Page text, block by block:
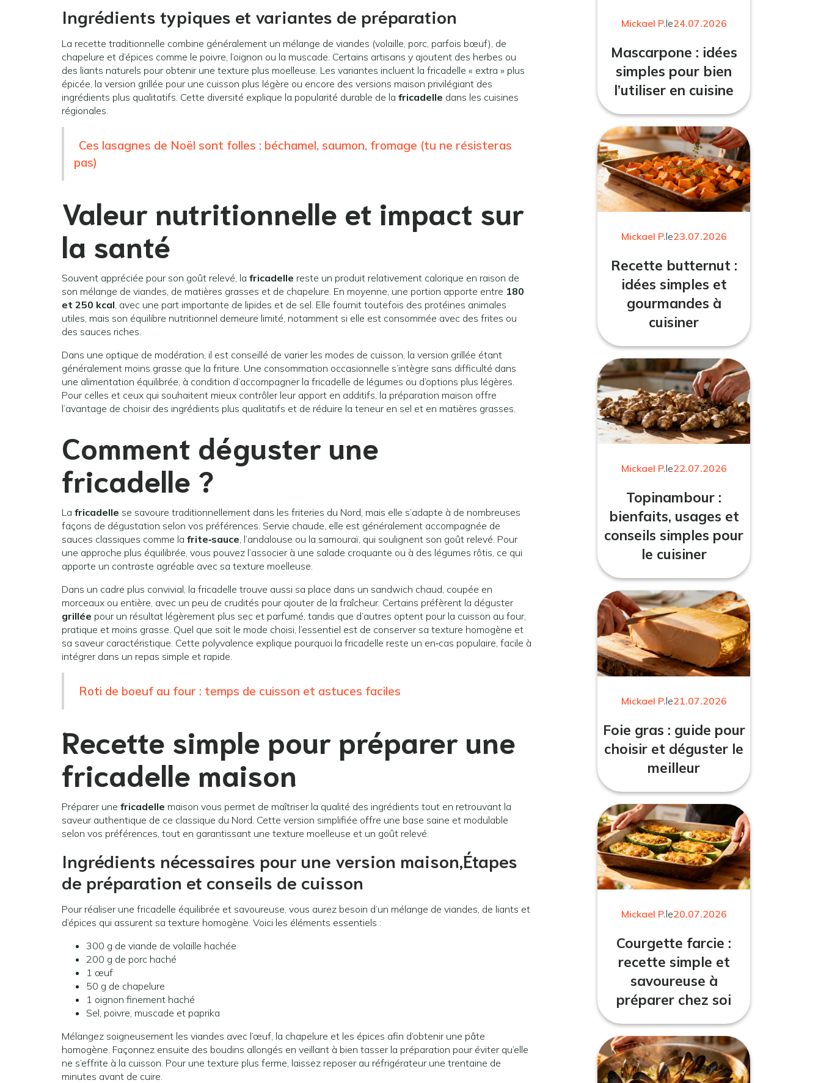
Ingrédients typiques et variantes de préparation
La recette traditionnelle combine généralement un mélange de viandes (volaille, porc, parfois bœuf), de
chapelure et d’épices comme le poivre, l’oignon ou la muscade. Certains artisans y ajoutent des herbes ou
des liants naturels pour obtenir une texture plus moelleuse. Les variantes incluent la fricadelle « extra » plus
épicée, la version grillée pour une cuisson plus légère ou encore des versions maison privilégiant des
ingrédients plus qualitatifs. Cette diversité explique la popularité durable de la fricadelle dans les cuisines
régionales.
Ces lasagnes de Noël sont folles : béchamel, saumon, fromage (tu ne résisteras
pas)
Valeur nutritionnelle et impact sur
la santé
Souvent appréciée pour son goût relevé, la fricadelle reste un produit relativement calorique en raison de
son mélange de viandes, de matières grasses et de chapelure. En moyenne, une portion apporte entre 180
et 250 kcal, avec une part importante de lipides et de sel. Elle fournit toutefois des protéines animales
utiles, mais son équilibre nutritionnel demeure limité, notamment si elle est consommée avec des frites ou
des sauces riches.
Dans une optique de modération, il est conseillé de varier les modes de cuisson, la version grillée étant
généralement moins grasse que la friture. Une consommation occasionnelle s’intègre sans difficulté dans
une alimentation équilibrée, à condition d’accompagner la fricadelle de légumes ou d’options plus légères.
Pour celles et ceux qui souhaitent mieux contrôler leur apport en additifs, la préparation maison offre
l’avantage de choisir des ingrédients plus qualitatifs et de réduire la teneur en sel et en matières grasses.
Comment déguster une
fricadelle ?
La fricadelle se savoure traditionnellement dans les friteries du Nord, mais elle s’adapte à de nombreuses
façons de dégustation selon vos préférences. Servie chaude, elle est généralement accompagnée de
sauces classiques comme la frite‑sauce, l’andalouse ou la samouraï, qui soulignent son goût relevé. Pour
une approche plus équilibrée, vous pouvez l’associer à une salade croquante ou à des légumes rôtis, ce qui
apporte un contraste agréable avec sa texture moelleuse.
Dans un cadre plus convivial, la fricadelle trouve aussi sa place dans un sandwich chaud, coupée en
morceaux ou entière, avec un peu de crudités pour ajouter de la fraîcheur. Certains préfèrent la déguster
grillée pour un résultat légèrement plus sec et parfumé, tandis que d’autres optent pour la cuisson au four,
pratique et moins grasse. Quel que soit le mode choisi, l’essentiel est de conserver sa texture homogène et
sa saveur caractéristique. Cette polyvalence explique pourquoi la fricadelle reste un en‑cas populaire, facile à
intégrer dans un repas simple et rapide.
Roti de boeuf au four : temps de cuisson et astuces faciles
Recette simple pour préparer une
fricadelle maison
Préparer une fricadelle maison vous permet de maîtriser la qualité des ingrédients tout en retrouvant la
saveur authentique de ce classique du Nord. Cette version simplifiée offre une base saine et modulable
selon vos préférences, tout en garantissant une texture moelleuse et un goût relevé.
Ingrédients nécessaires pour une version maison,Étapes
de préparation et conseils de cuisson
Pour réaliser une fricadelle équilibrée et savoureuse, vous aurez besoin d’un mélange de viandes, de liants et
d’épices qui assurent sa texture homogène. Voici les éléments essentiels :
300 g de viande de volaille hachée
200 g de porc haché
1 œuf
50 g de chapelure
1 oignon finement haché
Sel, poivre, muscade et paprika
Mélangez soigneusement les viandes avec l’œuf, la chapelure et les épices afin d’obtenir une pâte
homogène. Façonnez ensuite des boudins allongés en veillant à bien tasser la préparation pour éviter qu’elle
ne s’effrite à la cuisson. Pour une texture plus ferme, laissez reposer au réfrigérateur une trentaine de
minutes avant de cuire.
Mickael P.le24.07.2026
Mascarpone : idées
simples pour bien
l’utiliser en cuisine
Mickael P.le23.07.2026
Recette butternut :
idées simples et
gourmandes à
cuisiner
Mickael P.le22.07.2026
Topinambour :
bienfaits, usages et
conseils simples pour
le cuisiner
Mickael P.le21.07.2026
Foie gras : guide pour
choisir et déguster le
meilleur
Mickael P.le20.07.2026
Courgette farcie :
recette simple et
savoureuse à
préparer chez soi